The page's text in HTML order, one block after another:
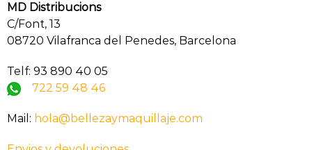
MD Distribucions
C/Font, 13
08720 Vilafranca del Penedes, Barcelona
Telf: 93 890 40 05
722 59 48 46
Mail: hola@bellezaymaquillaje.com